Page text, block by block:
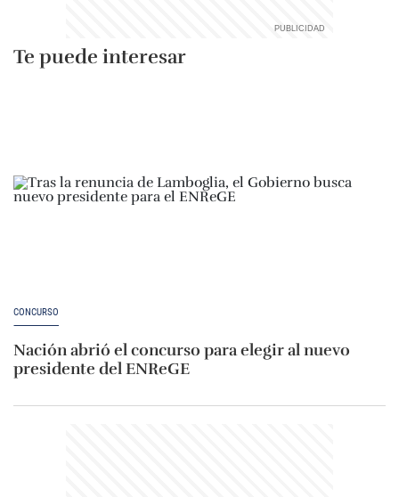
Te puede interesar
CONCURSO
Nación abrió el concurso para elegir al nuevo
presidente del ENReGE